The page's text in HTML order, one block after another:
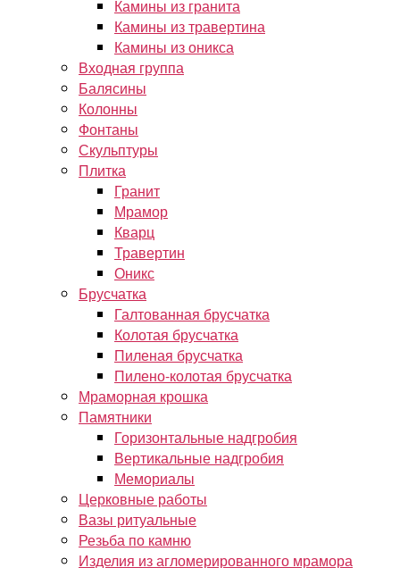
Камины из гранита
Камины из травертина
Камины из оникса
Входная группа
Балясины
Колонны
Фонтаны
Скульптуры
Плитка
Гранит
Мрамор
Кварц
Травертин
Оникс
Брусчатка
Галтованная брусчатка
Колотая брусчатка
Пиленая брусчатка
Пилено-колотая брусчатка
Мраморная крошка
Памятники
Горизонтальные надгробия
Вертикальные надгробия
Мемориалы
Церковные работы
Вазы ритуальные
Резьба по камню
Изделия из агломерированного мрамора